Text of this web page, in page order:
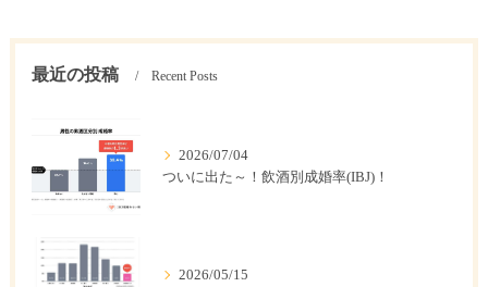
最近の投稿 Recent Posts
2026/07/04
ついに出た～！飲酒別成婚率(IBJ)！
2026/05/15